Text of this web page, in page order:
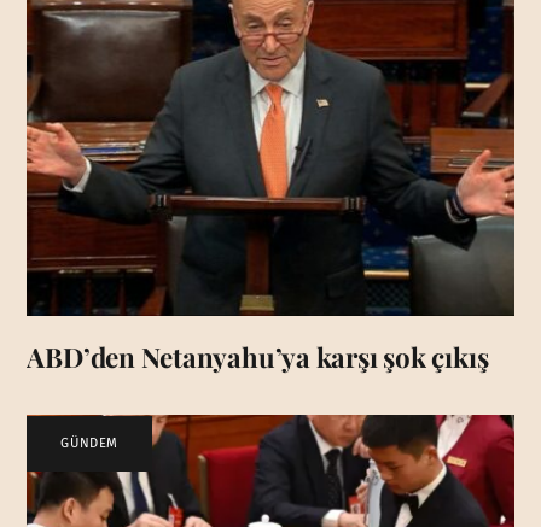
ABD’den Netanyahu’ya karşı şok çıkış
GÜNDEM